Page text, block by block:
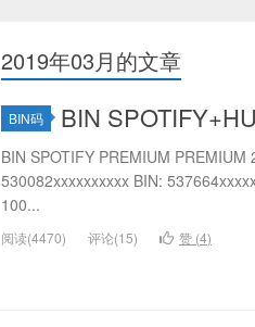
2019年03月的文章
BIN码 BIN
BIN SPOTIFY PREMIUM
530082xxxxxxxxxx BIN:
100...
阅读(4470) 评论(15) 赞 (4)